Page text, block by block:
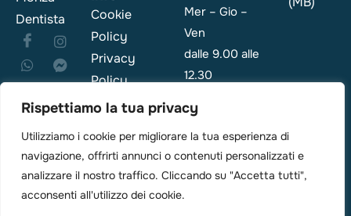
Rispettiamo la tua privacy
Utilizziamo i cookie per migliorare la tua esperienza di
navigazione, offrirti annunci o contenuti personalizzati e
analizzare il nostro traffico. Cliccando su "Accetta tutti",
acconsenti all'utilizzo dei cookie.
Dentista
Cookie
Policy
Privacy
Policy
Mer – Gio –
Ven
dalle 9.00 alle
12.30
alle 19.00
Emergenza: i
pazienti sono